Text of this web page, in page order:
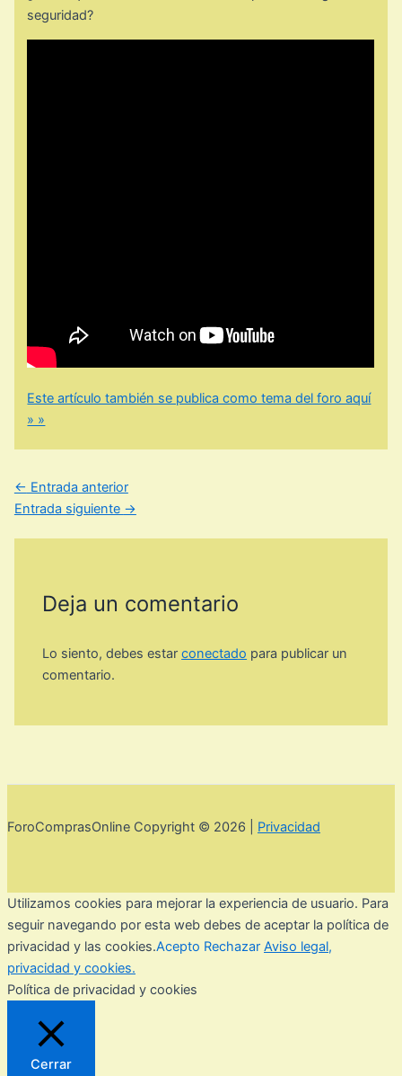
seguridad?
Este artículo también se publica como tema del foro aquí
» »
← Entrada anterior
Entrada siguiente →
Deja un comentario
Lo siento, debes estarconectado para publicar un
comentario.
ForoComprasOnline Copyright © 2026 | Privacidad
Utilizamos cookies para mejorar la experiencia de usuario. Para
seguir navegando por esta web debes de aceptar la política de
privacidad y las cookies.Acepto Rechazar Aviso legal,
privacidad y cookies.
Política de privacidad y cookies
Cerrar